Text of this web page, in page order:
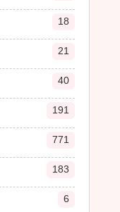
18
21
40
191
771
183
6